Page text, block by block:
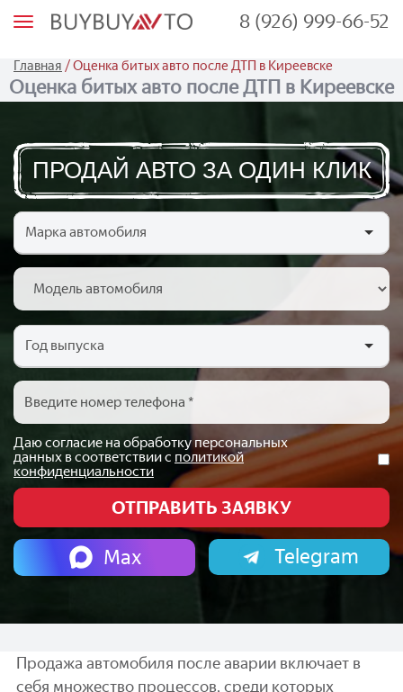
М
ю
8 (926) 999-66-52
Главная /Оценка битых авто после ДТП в Киреевске
Оценка битых авто после ДТП в Киреевске
ПРОДАЙ АВТО ЗА ОДИН КЛИК
Даю согласие на обработку персональных
данных в соответствии с политикой
конфиденциальности
Max Telegram
Продажа автомобиля после аварии включает в
себя множество процессов, среди которых